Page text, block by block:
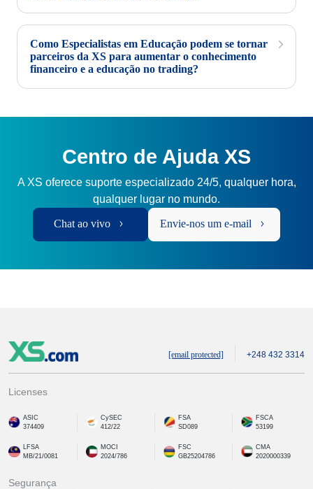
Como Especialistas em Educação podem se tornar
parceiros da XS para aumentar o conhecimento
financeiro e a educação no trading?
Centro de Ajuda XS
A XS oferece suporte especializado 24/5, qualquer hora,
qualquer lugar no mundo.
Chat ao vivo Envie-nos um e-mail
[email protected] +248 432 3314
Licenses
ASIC
374409
CySEC
412/22
FSA
SD089
FSCA
53199
LFSA
MB/21/0081
MOCI
2024/786
FSC
GB25204786
CMA
2020000339
Segurança